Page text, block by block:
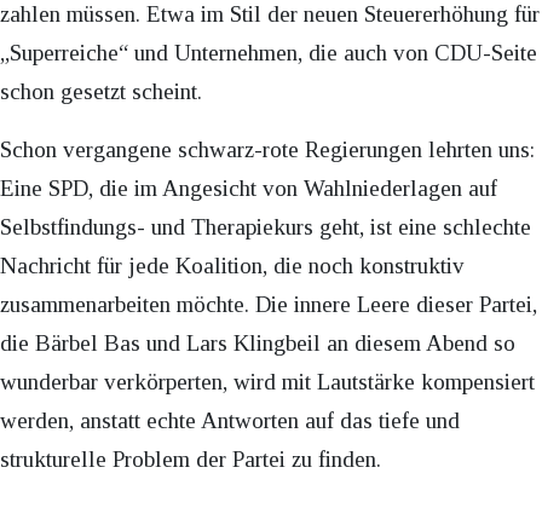
zahlen müssen. Etwa im Stil der neuen Steuererhöhung für
„Superreiche“ und Unternehmen, die auch von CDU-Seite
schon gesetzt scheint.
Schon vergangene schwarz-rote Regierungen lehrten uns:
Eine SPD, die im Angesicht von Wahlniederlagen auf
Selbstfindungs- und Therapiekurs geht, ist eine schlechte
Nachricht für jede Koalition, die noch konstruktiv
zusammenarbeiten möchte. Die innere Leere dieser Partei,
die Bärbel Bas und Lars Klingbeil an diesem Abend so
wunderbar verkörperten, wird mit Lautstärke kompensiert
werden, anstatt echte Antworten auf das tiefe und
strukturelle Problem der Partei zu finden.